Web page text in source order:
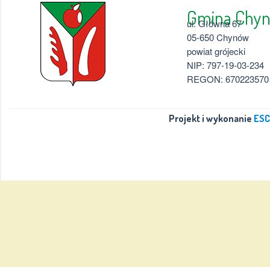
Gmina
ul. Główna 67
05-650 Chynów
powiat grójecki
NIP: 797-19-03-234
REGON: 670223570
Projekt i wykonanie ESC